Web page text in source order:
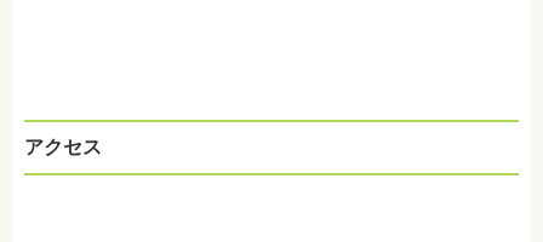
アクセス